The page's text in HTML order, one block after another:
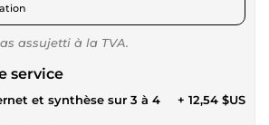
assujetti à la TVA.
service
et synthèse sur 3 à 4
+ 12,54 $US